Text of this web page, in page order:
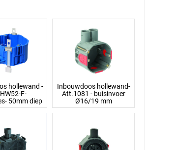
hollewand -
F-
50mm diep
Inbouwdoos hollewand-
Att.1081 - buisinvoer
Ø16/19 mm